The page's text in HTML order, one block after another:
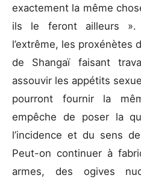
exactement la même
ils le feront ailleurs
l’extrême, les proxénètes
de Shangaï faisant
assouvir les appétits
pourront fournir la
empêche de poser la
l’incidence et du sens
Peut-on continuer à
armes, des ogives